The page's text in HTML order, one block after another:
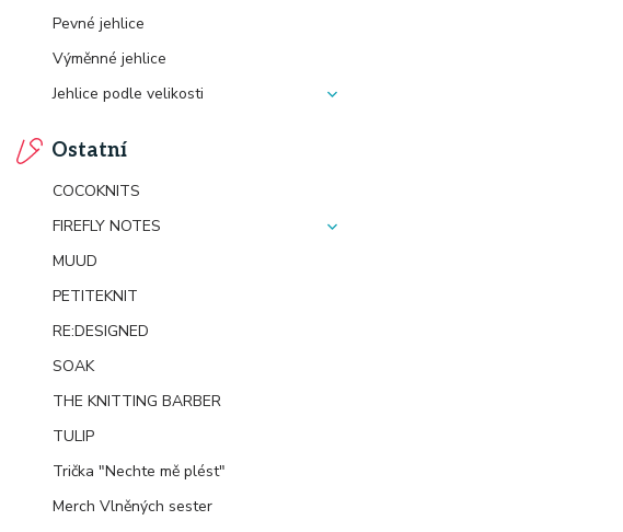
Pevné jehlice
Výměnné jehlice
Jehlice podle velikosti
Ostatní
COCOKNITS
FIREFLY NOTES
MUUD
PETITEKNIT
RE:DESIGNED
SOAK
THE KNITTING BARBER
TULIP
Trička "Nechte mě plést"
Merch Vlněných sester